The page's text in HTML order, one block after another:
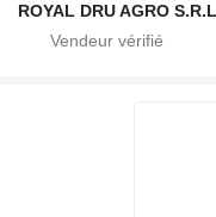
ROYAL DRU AGRO